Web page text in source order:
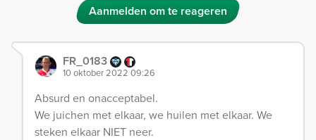
Aanmelden om te reageren
FR_0183
10 oktober 2022 09:26
Absurd en onacceptabel.
We juichen met elkaar, we huilen met elkaar. We
steken elkaar NIET neer.